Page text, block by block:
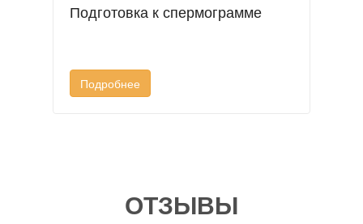
Подготовка к спермограмме
Подробнее
ОТЗЫВЫ